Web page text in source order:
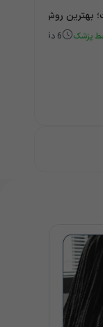
بهترین روش‌های
پزشک 6 دقیقه